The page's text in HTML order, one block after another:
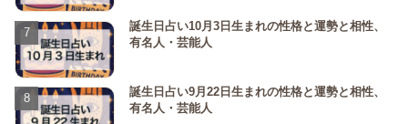
誕生日占い10月3日生まれの性格と運勢と相性、
有名人・芸能人
誕生日占い9月22日生まれの性格と運勢と相性、
有名人・芸能人